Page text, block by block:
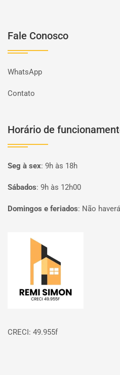
Fale Conosco
WhatsApp
Contato
Horário de
Seg à sex: 9h às 18h
Sábados: 9h às 12h00
Domingos e feriados: Não
Página inicial
CRECI: 49.955f